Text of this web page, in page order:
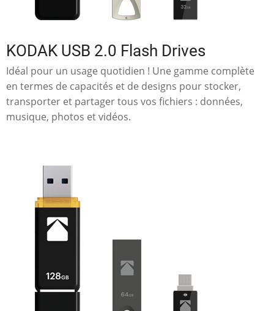
KODAK USB 2.0 Flash Drives
Idéal pour un usage quotidien ! Une gamme complète
en termes de capacités et de designs pour stocker,
transporter et partager tous vos fichiers : données,
musique, photos et vidéos.